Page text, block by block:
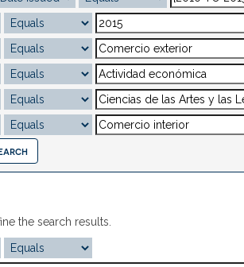
the search results.